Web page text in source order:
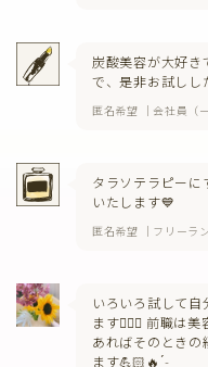
炭酸美容が大好き
で、是非お試しし
匿名希望 ｜会社員（
タラソテラピー
いたします💙
匿名希望 ｜フリーラ
いろいろ試して
ます🙋🏼‍♀️ 前職は
あればそのときの
ます💪🏻🔥 ̖́-